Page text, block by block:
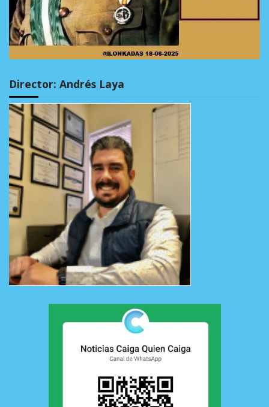
Director: Andrés Laya